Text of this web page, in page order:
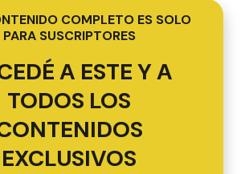
COMPLETO ES SOLO
PARA SUSCRIPTORES
A ESTE Y A
TODOS LOS
EXCLUSIVOS